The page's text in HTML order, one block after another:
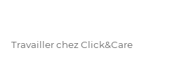
Travailler chez Click&Care